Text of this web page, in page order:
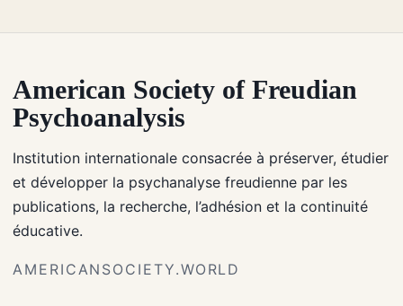
American Society of Freudian
Psychoanalysis
Institution internationale consacrée à préserver, étudier
et développer la psychanalyse freudienne par les
publications, la recherche, l’adhésion et la continuité
éducative.
AMERICANSOCIETY.WORLD